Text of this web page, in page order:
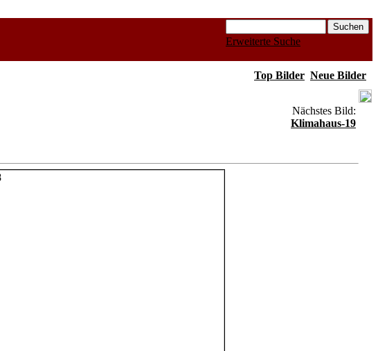
Erweiterte Suche
Top Bilder Neue Bilder
Nächstes Bild:
Klimahaus-19